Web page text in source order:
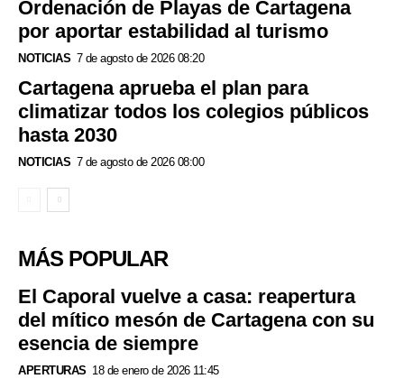
Ordenación de Playas de Cartagena
por aportar estabilidad al turismo
NOTICIAS 7 de agosto de 2026 08:20
Cartagena aprueba el plan para
climatizar todos los colegios públicos
hasta 2030
NOTICIAS 7 de agosto de 2026 08:00
MÁS POPULAR
El Caporal vuelve a casa: reapertura
del mítico mesón de Cartagena con su
esencia de siempre
APERTURAS 18 de enero de 2026 11:45